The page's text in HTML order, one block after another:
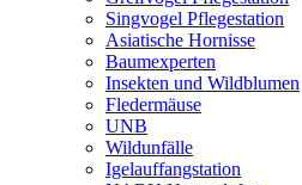
Singvogel Pflegestation
Asiatische Hornisse
Baumexperten
Insekten und Wildblumen
Fledermäuse
UNB
Wildunfälle
Igelauffangstation